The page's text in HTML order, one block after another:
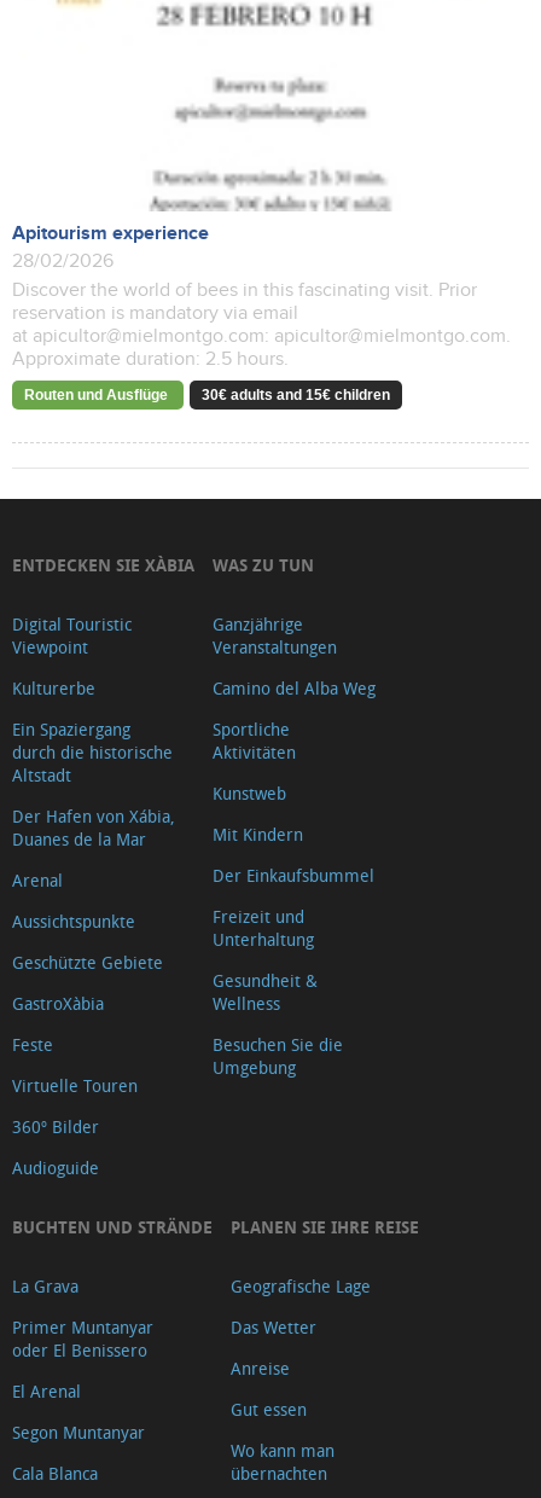
Apitourism experience
28/02/2026
Discover the world of bees in this fascinating visit. Prior
reservation is mandatory via email
at apicultor@mielmontgo.com: apicultor@mielmontgo.com.
Approximate duration: 2.5 hours.
Routen und Ausflüge 30€ adults and 15€ children
ENTDECKEN SIE XÀBIA
Digital Touristic
Viewpoint
Kulturerbe
Ein Spaziergang
durch die historische
Altstadt
Der Hafen von Xábia,
Duanes de la Mar
Arenal
Aussichtspunkte
Geschützte Gebiete
GastroXàbia
Feste
Virtuelle Touren
360º Bilder
Audioguide
WAS ZU TUN
Ganzjährige
Veranstaltungen
Camino del Alba Weg
Sportliche
Aktivitäten
Kunstweb
Mit Kindern
Der Einkaufsbummel
Freizeit und
Unterhaltung
Gesundheit &
Wellness
Besuchen Sie die
Umgebung
BUCHTEN UND STRÄNDE
La Grava
Primer Muntanyar
oder El Benissero
El Arenal
Segon Muntanyar
Cala Blanca
PLANEN SIE IHRE REISE
Geografische Lage
Das Wetter
Anreise
Gut essen
Wo kann man
übernachten